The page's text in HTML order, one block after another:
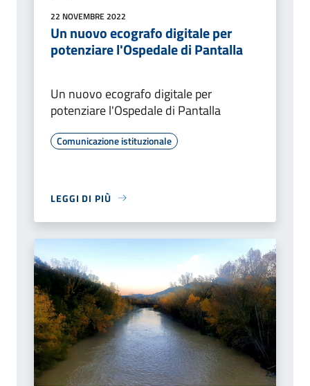
22 NOVEMBRE 2022
Un nuovo ecografo digitale per
potenziare l'Ospedale di Pantalla
Un nuovo ecografo digitale per
potenziare l'Ospedale di Pantalla
Comunicazione istituzionale
LEGGI DI PIÙ